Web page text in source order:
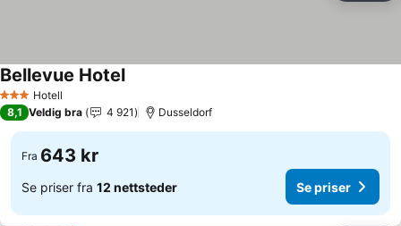
3 StjernerHotell
Bellevue HotelSe priser
8,1 Veldig bra 4 921 Dusseldorf
Fra 643 kr
Se priser fra 12 nettsteder Se priser